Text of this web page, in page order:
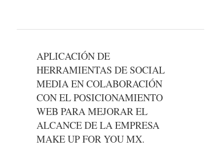
APLICACIÓN DE
HERRAMIENTAS DE SOCIAL
MEDIA EN COLABORACIÓN
CON EL POSICIONAMIENTO
WEB PARA MEJORAR EL
ALCANCE DE LA EMPRESA
MAKE UP FOR YOU MX.